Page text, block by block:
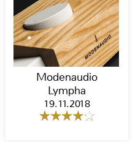
Modenaudio
Lympha
19.11.2018